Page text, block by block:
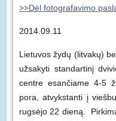
>>Dėl fotografavimo
2014.09.11
Lietuvos žydų (litvakų)
užsakyti standartinį
centre esančiame 4-5
pora, atvykstanti į
rugsėjo 22 dieną.